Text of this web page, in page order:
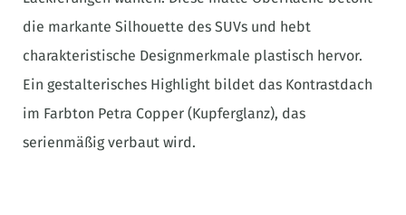
die markante Silhouette des SUVs und hebt
charakteristische Designmerkmale plastisch hervor.
Ein gestalterisches Highlight bildet das Kontrastdach
im Farbton Petra Copper (Kupferglanz), das
serienmäßig verbaut wird.